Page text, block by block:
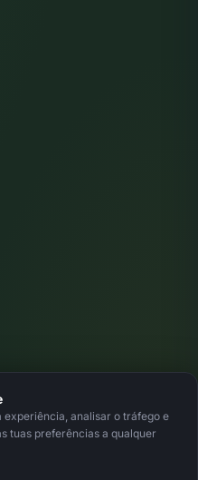
analisar o tráfego e
tuas preferências a qualquer